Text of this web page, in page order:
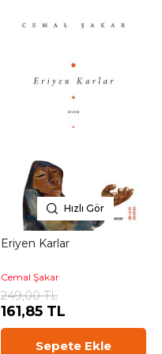
Hızlı Gör
Eriyen Karlar
Cemal Şakar
249,00 TL
161,85 TL
Sepete Ekle